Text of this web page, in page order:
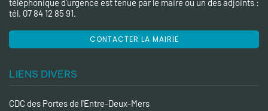
téléphonique d'urgence est tenue par le maire ou un des adjoints :
tél. 07 84 12 85 91.
CONTACTER LA MAIRIE
LIENS DIVERS
CDC des Portes de l'Entre-Deux-Mers